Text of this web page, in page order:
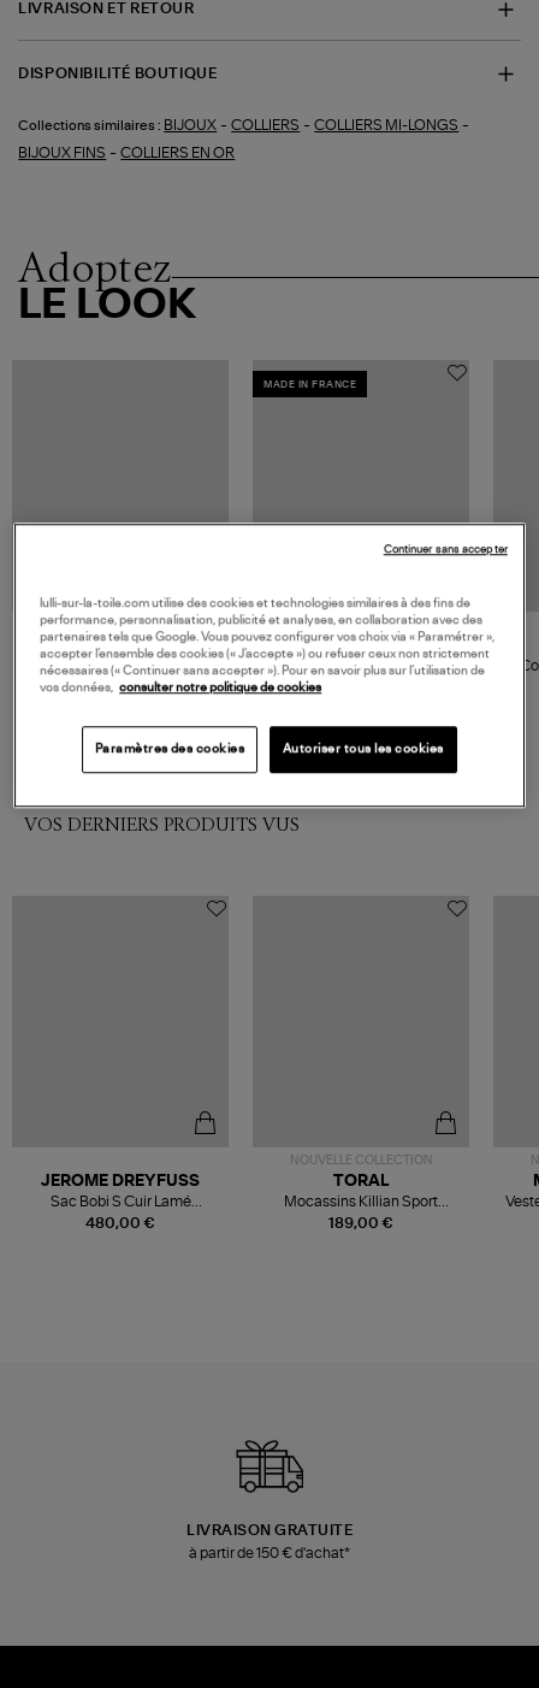
LIVRAISON ET RETOUR
DISPONIBILITÉ BOUTIQUE
Collections similaires : BIJOUX -COLLIERS -COLLIERS MI-LONGS -
BIJOUX FINS -COLLIERS EN OR
Adoptez
LE LOOK
MADE IN FRANCE
GIGI CLOZEAU
Sautoir Classique Perles
Résine Or, 120 cm
VOS DERNIERS PRODUITS VUS
480,00 €
JEROME DREYFUSS
Sac Bobi S Cuir Lamé
Champagne
NOUVELLE COLLECTION
189,00 €
TORAL
Mocassins Killian Sport
Mousse
LIVRAISON GRATUITE
à partir de 150 € d'achat*
lulli-sur-la-toile.com utilise des cookies et technologies similaires à des fins de
performance, personnalisation, publicité et analyses, en collaboration avec des
partenaires tels que Google. Vous pouvez configurer vos choix via « Paramétrer »,
accepter l’ensemble des cookies (« J’accepte ») ou refuser ceux non strictement
nécessaires (« Continuer sans accepter »). Pour en savoir plus sur l’utilisation de
vos données, consulter notre politique de cookies
Paramètres des cookies Autoriser tous les cookies
Continuer sans accepter